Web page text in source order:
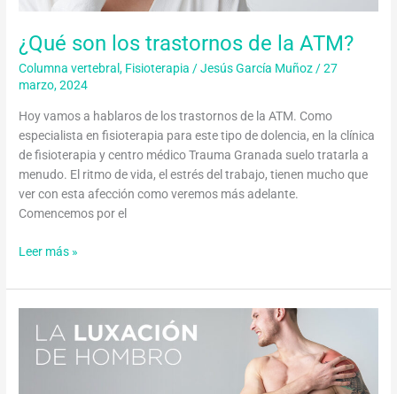
¿Qué son los trastornos de la ATM?
Columna vertebral, Fisioterapia /Jesús García Muñoz/27
marzo, 2024
Hoy vamos a hablaros de los trastornos de la ATM. Como
especialista en fisioterapia para este tipo de dolencia, en la clínica
de fisioterapia y centro médico Trauma Granada suelo tratarla a
menudo. El ritmo de vida, el estrés del trabajo, tienen mucho que
ver con esta afección como veremos más adelante.
Comencemos por el
Leer más »
luxación